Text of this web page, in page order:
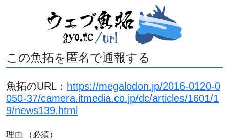
この魚拓を匿名で通報する
魚拓のURL： https://megalodon.jp/2016-0120-0
050-37/camera.itmedia.co.jp/dc/articles/1601/1
9/news139.html
理由 （必須）